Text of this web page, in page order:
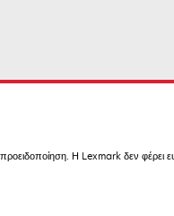
Η Lexmark δεν φέρει